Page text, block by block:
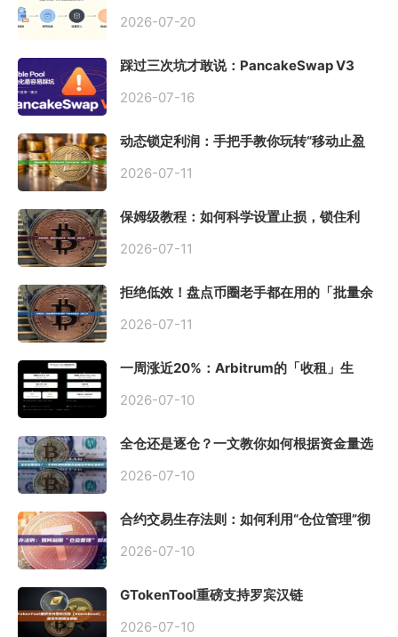
2026-07-20
踩过三次坑才敢说：PancakeSwap V3
初始化
2026-07-16
动态锁定利润：手把手教你玩转“移动止盈
2026-07-11
保姆级教程：如何科学设置止损，锁住利
2026-07-11
拒绝低效！盘点币圈老手都在用的「批量余
2026-07-11
一周涨近20%：Arbitrum的「收租」生
2026-07-10
全仓还是逐仓？一文教你如何根据资金量选
2026-07-10
合约交易生存法则：如何利用“仓位管理”彻
2026-07-10
GTokenTool重磅支持罗宾汉链
2026-07-10